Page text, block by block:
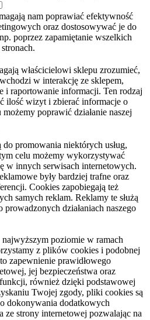
nam poprawiać efektywność
oraz dostosowywać je do
poprzez zapamiętanie wszelkich
właścicielowi sklepu zrozumieć,
w interakcję ze sklepem,
i raportowanie informacji. Ten rodzaj
ilość wizyt i zbierać informacje o
poprawić działanie naszej
promowania niektórych usług,
celu możemy wykorzystywać
w innych serwisach internetowych.
były bardziej trafne oraz
Cookies zapobiegają też
samych reklam. Reklamy te służą
działaniach naszego
najwyższym poziomie w ramach
z plików cookies i podobnej
zapewnienie prawidłowego
jej bezpieczeństwa oraz
również dzięki podstawowej
Twojej zgody, pliki cookies są
dokonywania dodatkowych
ze strony internetowej pozwalając na